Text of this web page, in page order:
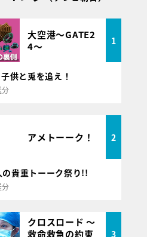
大空港～GATE2
4～
1
供と兎を追え！
アメトーーク！ 2
貴重トーーク祭り!!
クロスロード ～
救命救急の約束
3